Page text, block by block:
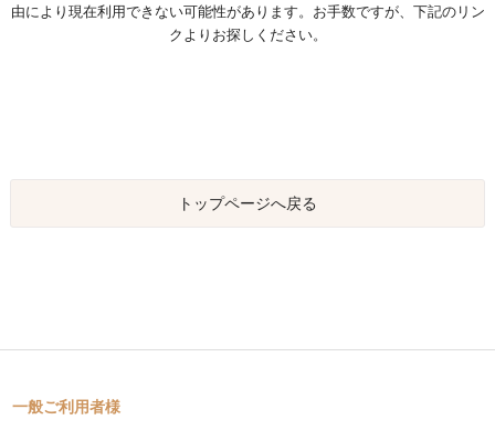
由により現在利用できない可能性があります。お手数ですが、下記のリン
クよりお探しください。
トップページへ戻る
一般ご利用者様